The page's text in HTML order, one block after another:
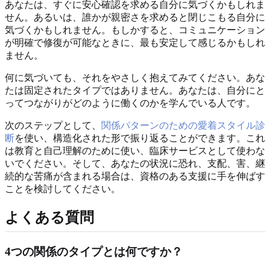
あなたは、すぐに安心確認を求める自分に気づくかもしれま
せん。あるいは、誰かが親密さを求めると閉じこもる自分に
気づくかもしれません。もしかすると、コミュニケーション
が明確で修復が可能なときに、最も安定して感じるかもしれ
ません。
何に気づいても、それをやさしく抱えてみてください。あな
たは固定されたタイプではありません。あなたは、自分にと
ってつながりがどのように働くのかを学んでいる人です。
次のステップとして、 関係パターンのための愛着スタイル診
断を使い、構造化された形で振り返ることができます。これ
は教育と自己理解のために使い、臨床サービスとして使わな
いでください。そして、あなたの状況に恐れ、支配、害、継
続的な苦痛が含まれる場合は、資格のある支援に手を伸ばす
ことを検討してください。
よくある質問
4つの関係のタイプとは何ですか？